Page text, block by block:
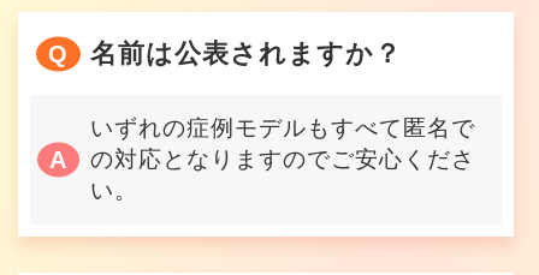
名前は公表されますか？
いずれの症例モデルもすべて匿名で
の対応となりますのでご安心くださ
い。